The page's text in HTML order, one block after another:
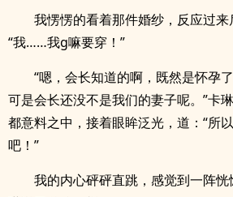
我愣愣的看着那件婚纱，反应过来
“我……我g嘛要穿！”
“嗯，会长知道的啊，既然是怀孕
可是会长还没不是我们的妻子呢。”卡
都意料之中，接着眼眸泛光，道：“所
吧！”
我的内心砰砰直跳，感觉到一阵